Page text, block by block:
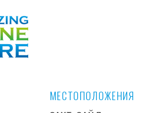
МЕСТОПОЛОЖЕНИЯ